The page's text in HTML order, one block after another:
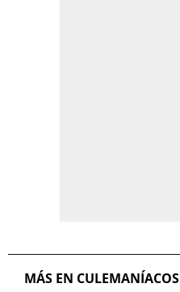
MÁS EN CULEMANÍACOS